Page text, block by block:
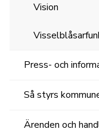
Vision
Press- och
Så styrs
Ärenden och